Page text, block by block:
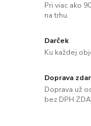
Pri viac ako
na trhu.
Darček
Ku každej
Doprava
Doprava už
bez DPH